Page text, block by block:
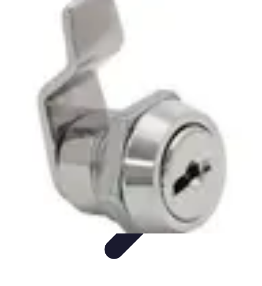
Serrure et Sécurité
Choix de Serrure
Serrure et Sécurité